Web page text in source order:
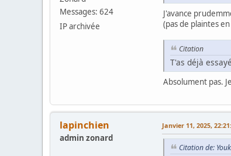
Messages: 624
IP archivée
J'avance
(pas de plaintes
Citation
T'as déjà
Absolument pas.
lapinchien
admin zonard
Janvier 11, 2025,
Citation de: